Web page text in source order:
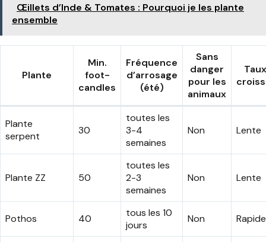
Œillets d’Inde & Tomates : Pourquoi je les plante
ensemble
Plante
Min.
foot-
candles
Fréquence
d’arrosage
(été)
Sans
danger
pour les
animaux
Plante
serpent
30
toutes les
3-4
semaines
Non Lente
Plante ZZ 50
toutes les
2-3
semaines
Non Lente
Pothos 40
tous les 10
jours
Non Rapide